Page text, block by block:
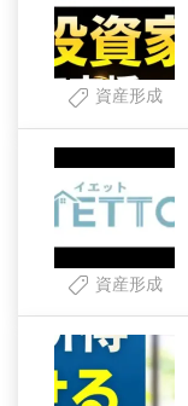
資産形成
資産形成